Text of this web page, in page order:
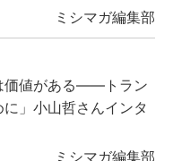
ミシマガ編集部
価値がある――トラン
」小山哲さんインタ
ミシマガ編集部